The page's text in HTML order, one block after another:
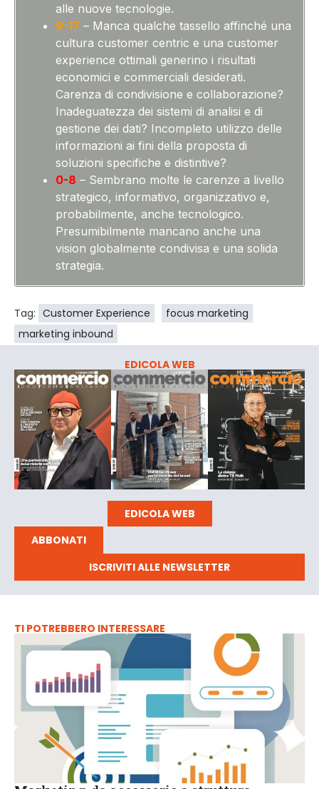
alle nuove tecnologie.
9-17 – Manca qualche tassello affinché una
cultura customer centric e una customer
experience ottimali generino i risultati
economici e commerciali desiderati.
Carenza di condivisione e collaborazione?
Inadeguatezza dei sistemi di analisi e di
gestione dei dati? Incompleto utilizzo delle
informazioni ai fini della proposta di
soluzioni specifiche e distintive?
0-8 – Sembrano molte le carenze a livello
strategico, informativo, organizzativo e,
probabilmente, anche tecnologico.
Presumibilmente mancano anche una
vision globalmente condivisa e una solida
strategia.
Tag: Customer Experience
focus marketing
marketing inbound
EDICOLA WEB
EDICOLA WEB
ABBONATI
ISCRIVITI ALLE NEWSLETTER
TI POTREBBERO INTERESSARE